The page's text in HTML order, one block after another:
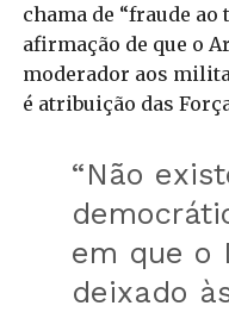
chama de “fraude
afirmação de que o
moderador aos
é atribuição das
“Não
em que o
deixado